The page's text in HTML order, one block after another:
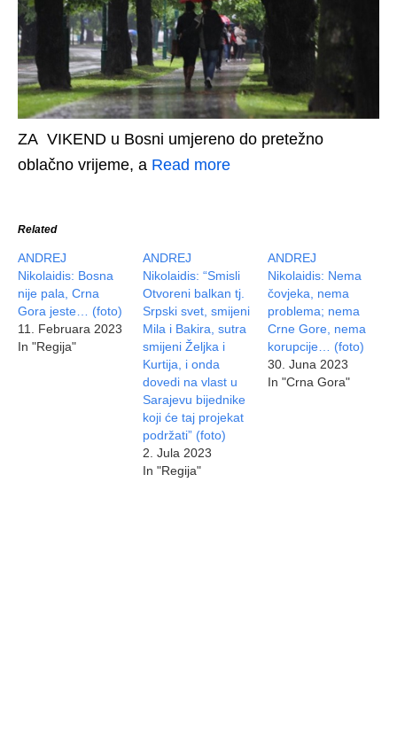
ZA VIKEND u Bosni umjereno do pretežno
oblačno vrijeme, a Read more
Related
ANDREJ
Nikolaidis: Bosna
nije pala, Crna
Gora jeste… (foto)
11. Februara 2023
In "Regija"
ANDREJ
Nikolaidis: “Smisli
Otvoreni balkan tj.
Srpski svet, smijeni
Mila i Bakira, sutra
smijeni Željka i
Kurtija, i onda
dovedi na vlast u
Sarajevu bijednike
koji će taj projekat
podržati” (foto)
2. Jula 2023
In "Regija"
ANDREJ
Nikolaidis: Nema
čovjeka, nema
problema; nema
Crne Gore, nema
korupcije… (foto)
30. Juna 2023
In "Crna Gora"